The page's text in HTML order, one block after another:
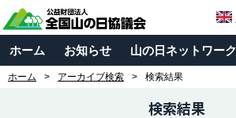
ホーム お知らせ 山の日ネットワーク
ホーム アーカイブ検索 検索結果
検索結果